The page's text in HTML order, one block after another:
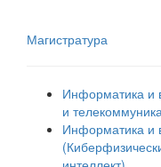
Магистратура
Информатика и
и
Информатика и